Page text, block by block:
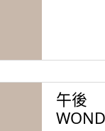
午後